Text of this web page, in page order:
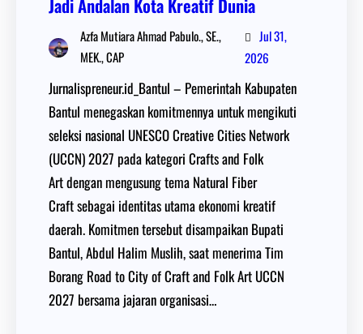
Jadi Andalan Kota Kreatif Dunia
Azfa Mutiara Ahmad Pabulo., SE.,
MEK., CAP
Jul 31,
2026
Jurnalispreneur.id_Bantul – Pemerintah Kabupaten
Bantul menegaskan komitmennya untuk mengikuti
seleksi nasional UNESCO Creative Cities Network
(UCCN) 2027 pada kategori Crafts and Folk
Art dengan mengusung tema Natural Fiber
Craft sebagai identitas utama ekonomi kreatif
daerah. Komitmen tersebut disampaikan Bupati
Bantul, Abdul Halim Muslih, saat menerima Tim
Borang Road to City of Craft and Folk Art UCCN
2027 bersama jajaran organisasi…